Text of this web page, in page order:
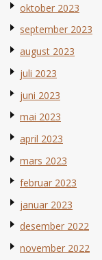
oktober 2023
september 2023
august 2023
juli 2023
juni 2023
mai 2023
april 2023
mars 2023
februar 2023
januar 2023
desember 2022
november 2022